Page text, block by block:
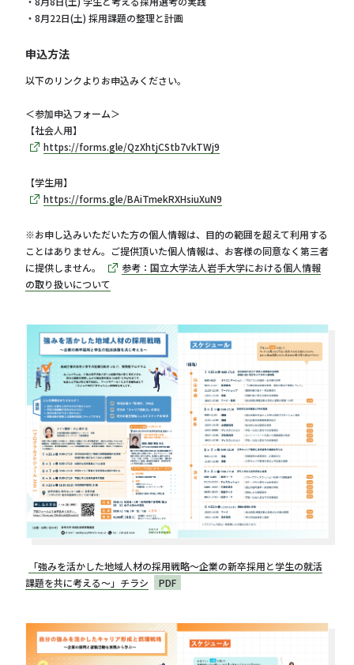
・8月22日(土) 採用課題の整理と計画
申込方法
以下のリンクよりお申込みください。
＜参加申込フォーム＞
【社会人用】
https://forms.gle/QzXhtjCStb7vkTWj9
【学生用】
https://forms.gle/BAiTmekRXHsiuXuN9
※お申し込みいただいた方の個人情報は、目的の範囲を超えて利用する
ことはありません。ご提供頂いた個人情報は、お客様の同意なく第三者
に提供しません。
参考：国立大学法人岩手大学における個人情報
の取り扱いについて
「強みを活かした地域人材の採用戦略～企業の新卒採用と学生の就活
課題を共に考える～」チラシ
PDF